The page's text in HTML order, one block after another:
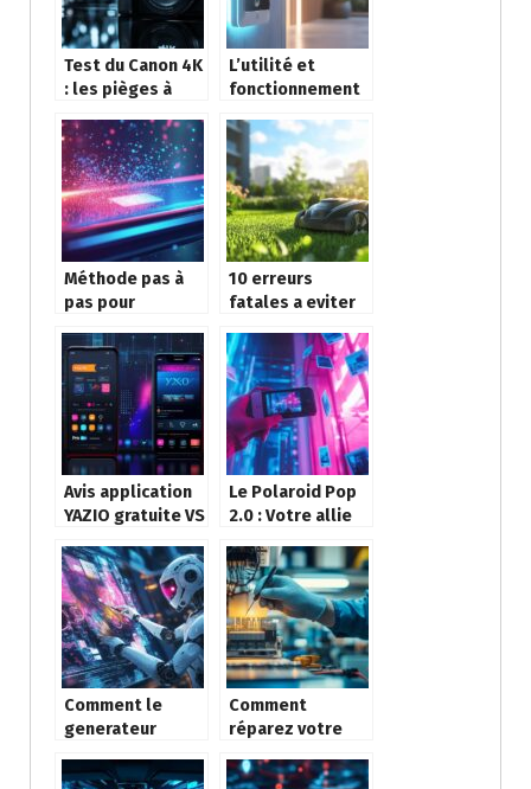
Test du Canon 4K
: les pièges à
réussir vos
premières
photos
L’utilité et
fonctionnement
Comment
sécuriser
efficacement
votre entrée
Méthode pas à
pas pour
Factory Reset ou
Wipe data sur
votre appareil
Android
10 erreurs
fatales a eviter
robot tondeuse
a prix bas
Avis application
YAZIO gratuite VS
ce qui change
vraiment entre
les versions
Le Polaroid Pop
2.0 : Votre allie
des photos
sociales
Comment le
generateur
transforme la
Comment
réparez votre
panne en